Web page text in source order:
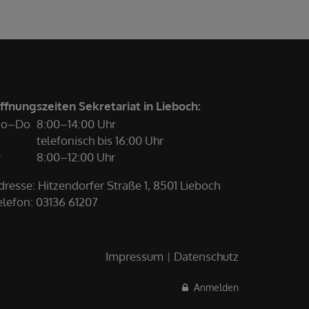
Sekretariat in Lieboch:
8:00–14:00 Uhr
telefonisch bis 16:00 Uhr
8:00–12:00 Uhr
Hitzendorfer Straße 1, 8501 Lieboch
03136 61207
Impressum Datenschutz
Anmelden